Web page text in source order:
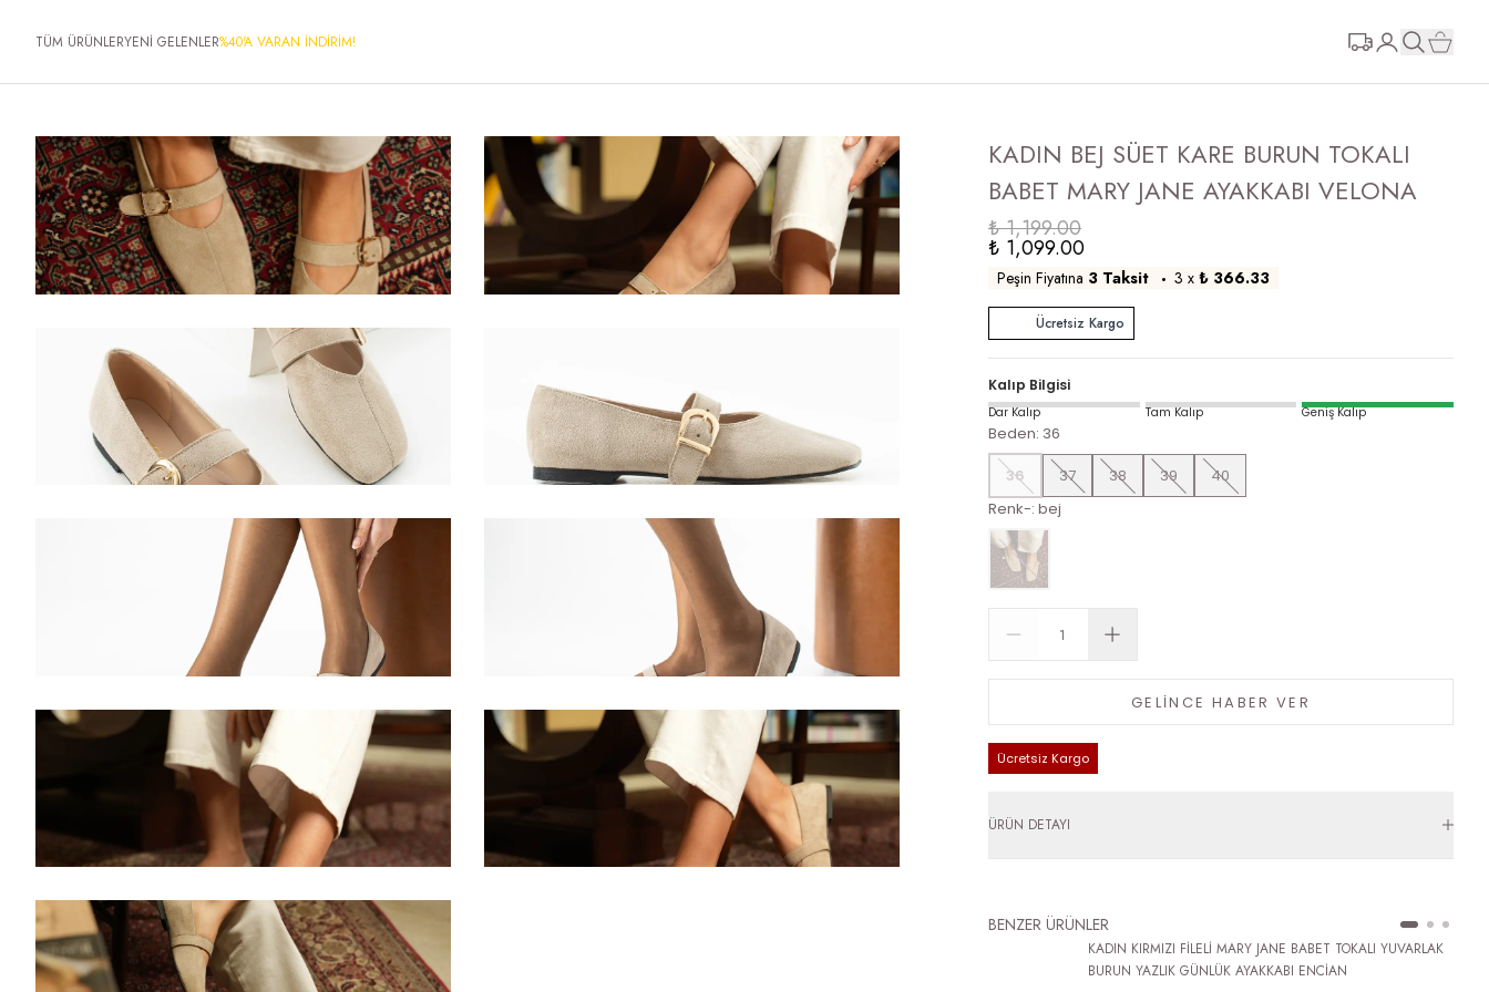
TÜM ÜRÜNLERYENİ GELENLER%40'A VARAN İNDİRİM!
KADIN BEJ SÜET KARE BURUN TOKALI
BABET MARY JANE AYAKKABI VELONA
₺ 1,199.00
₺ 1,099.00
Peşin Fiyatına 3 Taksit 3 x ₺ 366.33
Ücretsiz Kargo
Kalıp Bilgisi
Dar Kalıp Tam Kalıp Geniş Kalıp
Beden: 36
36
37 38 39
40
Renk-: bej
GELİNCE HABER VER
Ücretsiz Kargo
ÜRÜN DETAYI
BENZER ÜRÜNLER
KADIN KIRMIZI FİLELİ MARY JANE BABET TOKALI YUVARLAK
BURUN YAZLIK GÜNLÜK AYAKKABI ENCİAN